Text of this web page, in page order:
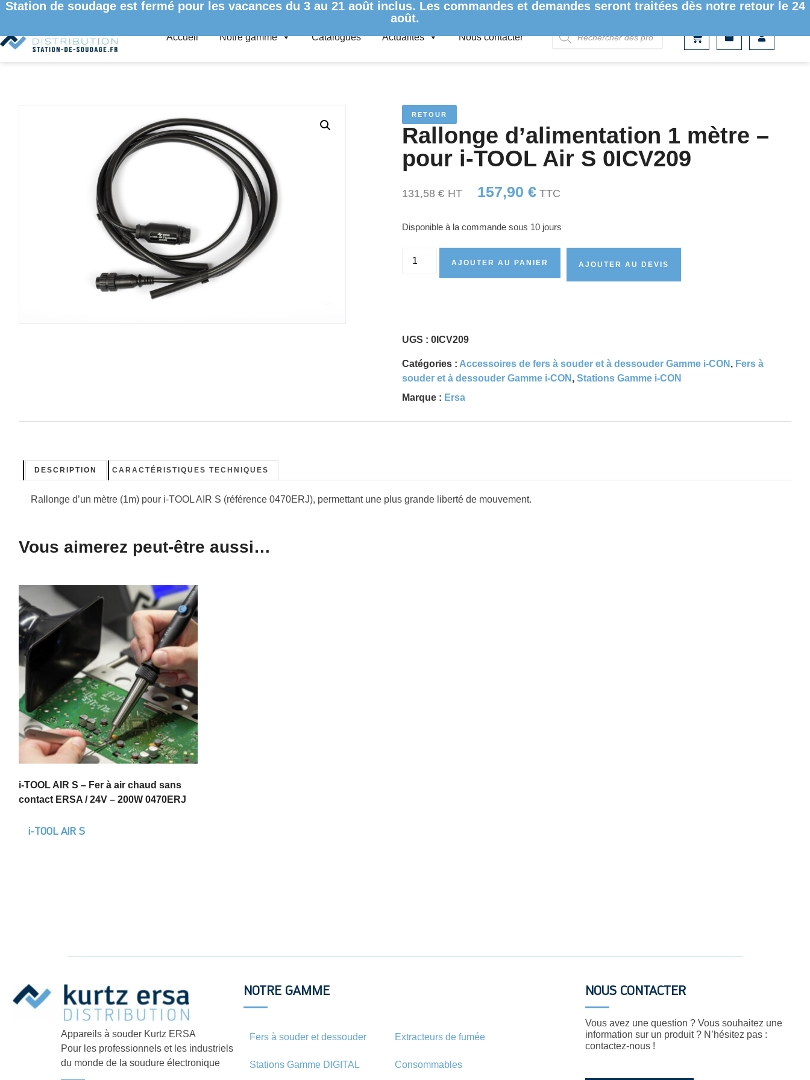
Station de soudage est fermé pour les vacances du 3 au 21 août inclus. Les commandes et demandes seront traitées dès notre retour le 24
août.
Accueil Notre gamme Catalogues Actualités Nous contacter
ACCUEIL/STATIONS GAMME I-CON / RALLONGE D’ALIMENTATION 1 MÈTRE – POUR I-TOOL AIR S 0ICV209
RETOUR
Rallonge d’alimentation 1 mètre –
pour i-TOOL Air S 0ICV209
131,58 € HT 157,90 €TTC
Disponible à la commande sous 10 jours
AJOUTER AU PANIER AJOUTER AU DEVIS
UGS : 0ICV209
Catégories : Accessoires de fers à souder et à dessouder Gamme i-CON , Fers à
souder et à dessouder Gamme i-CON , Stations Gamme i-CON
Marque : Ersa
DESCRIPTION CARACTÉRISTIQUES TECHNIQUES
Rallonge d’un mètre (1m) pour i-TOOL AIR S (référence 0470ERJ), permettant une plus grande liberté de mouvement.
Vous aimerez peut-être aussi…
i-TOOL AIR S – Fer à air chaud sans
contact ERSA / 24V – 200W 0470ERJ
i-TOOL AIR S
Appareils à souder Kurtz ERSA
Pour les professionnels et les industriels
du monde de la soudure électronique
NOTRE GAMME
Fers à souder et dessouder
Stations Gamme DIGITAL
Extracteurs de fumée
Consommables
NOUS CONTACTER
Vous avez une question ? Vous souhaitez une
information sur un produit ? N’hésitez pas :
contactez-nous !